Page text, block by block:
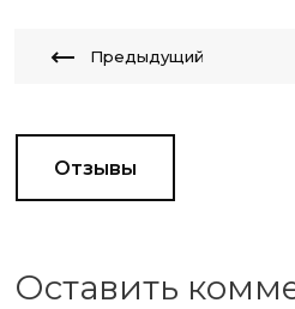
Предыдущий
Отзывы
Оставить